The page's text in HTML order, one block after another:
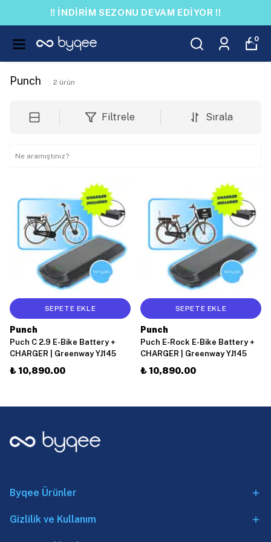
!! İNDİRİM SEZONU DEVAM EDİYOR !!
0
Punch 2 ürün
Filtrele Sırala
SEPETE EKLE
Punch
Puch C 2.9 E-Bike Battery +
CHARGER | Greenway YJ145
₺ 10,890.00
SEPETE EKLE
Punch
Puch E-Rock E-Bike Battery +
CHARGER | Greenway YJ145
₺ 10,890.00
Byqee Ürünler
Gizlilik ve Kullanım